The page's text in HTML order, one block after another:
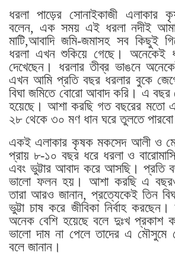
ধরলা পাড়ের সোনাইকাজী এলাকার
বলেন, এক সময় এই ধরলা নদীই
মাটি,আবাদি জমি-জমাসহ সব কিছুই
ধরলা এখন শুকিয়ে গেছে। অনেকেই
দেখেছেন। ধরলার তীব্র ভাঙনে
এখন আমি প্রতি বছর ধরলার বুকে
বিঘা জমিতে বোরো আবাদ করি। এ বছর
হয়েছে। আশা করছি গত বছরের মতো এ
২৮ থেকে ৩০ মণ ধান ঘরে তুলতে
একই এলাকার কৃষক মকসেদ আলী ও
প্রায় ৮-১০ বছর ধরে ধরলা ও
এবং ভুট্টার আবাদ করে আসছি। প্রতি
ভালো ফলন হয়। আশা করছি এ
তারা আরও জানান, প্রত্যেকেই তিন
ভুট্টা চাষ করে জীবিকা নির্বাহ
অনেক বেশি হয়েছে বলে দুঃখ প্রকাশ
ভালো দাম না পেলে তাদের এ মৌসুমে
বলে জানান।